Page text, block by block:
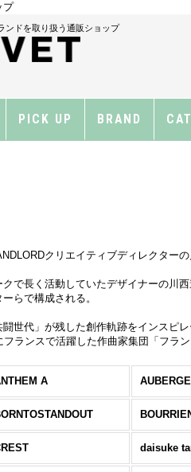
プ
ンドを取り扱う通販ショップ
PICK UP BRAND
クリエイティブディレクター
で長く活動していたデザイナーの川
らで構成される。
世代」が残した創作軌跡をインスピ
ランスで活躍した作曲家集団「フラン
A AUBERGE
daisuke